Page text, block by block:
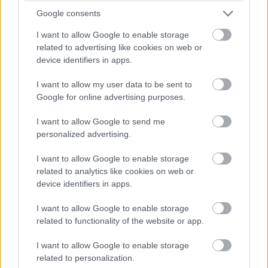
Google consents
I want to allow Google to enable storage
related to advertising like cookies on web or
device identifiers in apps.
I want to allow my user data to be sent to
Google for online advertising purposes.
I want to allow Google to send me
personalized advertising.
I want to allow Google to enable storage
related to analytics like cookies on web or
device identifiers in apps.
I want to allow Google to enable storage
related to functionality of the website or app.
I want to allow Google to enable storage
related to personalization.
kerülhet!
Negyven másodperc! Óriási tempóban közelít
után valószínűleg beül majd a kétszeres Porsche Szuperkupa-,
illetve egyszeres Le Mans-i kategóriagyőztes Jeroen
Bleekemolen.
Az éllovas Signatechbe visszaült Pierre Thiriet. Azóta
már el is telt a hiányzó hét másodperce... A francia úrvezető
(azok közül viszont az egyik legjobb) a Le Mans-győzelem és
a vb-cím felé viszi a #36-os autót, de egy hibával mindkettőt
elbukhatják.
Megint négy másodperc körül! 44 szekundum maradt
Keating előnyéből.